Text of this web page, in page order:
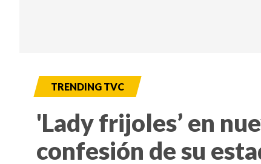
TRENDING TVC
'Lady frijoles’ en
confesión de su